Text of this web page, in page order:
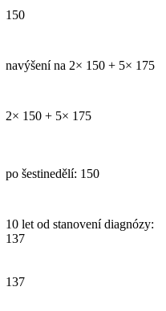
150
navýšení na 2× 150 + 5× 175
2× 150 + 5× 175
po šestinedělí: 150
10 let od stanovení diagnózy:
137
137